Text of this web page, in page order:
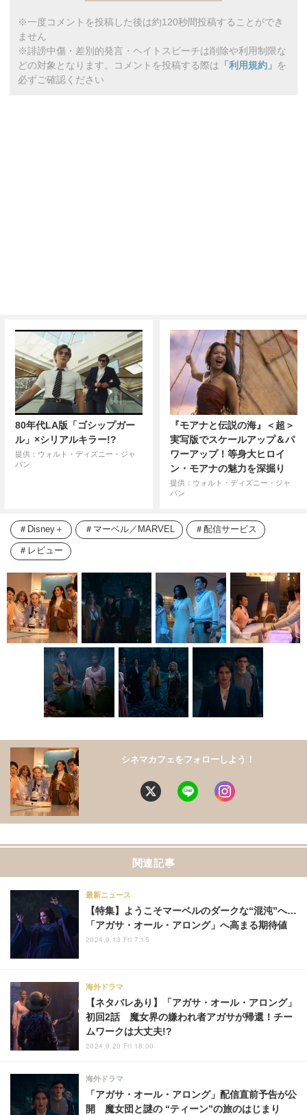
※一度コメントを投稿した後は約120秒間投稿することができ
ません
※誹謗中傷・差別的発言・ヘイトスピーチは削除や利用制限な
どの対象となります。コメントを投稿する際は 「利用規約」 を
必ずご確認ください
80年代LA版「ゴシップガー
ル」×シリアルキラー!?
提供：ウォルト・ディズニー・ジャ
パン
『モアナと伝説の海』＜超＞
実写版でスケールアップ＆パ
ワーアップ！等身大ヒロイ
ン・モアナの魅力を深掘り
提供：ウォルト・ディズニー・ジャ
パン
Disney＋ マーベル／MARVEL 配信サービス
レビュー
シネマカフェをフォローしよう！
関連記事
【特集】ようこそマーベルのダークな“混沌”へ…
「アガサ・オール・アロング」へ高まる期待値
最新ニュース
2024.9.13 Fri 7:15
【ネタバレあり】「アガサ・オール・アロング」
初回2話 魔女界の嫌われ者アガサが帰還！チー
ムワークは大丈夫!?
海外ドラマ
2024.9.20 Fri 18:00
「アガサ・オール・アロング」配信直前予告が公
開 魔女団と謎の “ティーン”の旅のはじまり
海外ドラマ